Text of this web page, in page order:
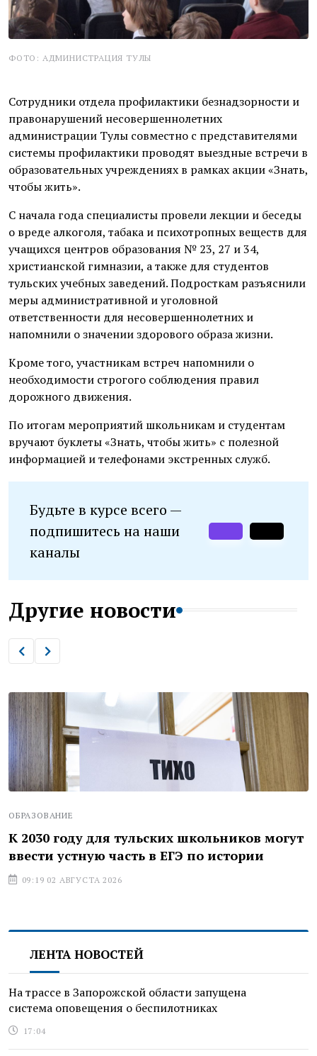
ФОТО: АДМИНИСТРАЦИЯ ТУЛЫ
Сотрудники отдела профилактики безнадзорности и
правонарушений несовершеннолетних
администрации Тулы совместно с представителями
системы профилактики проводят выездные встречи в
образовательных учреждениях в рамках акции «Знать,
чтобы жить».
С начала года специалисты провели лекции и беседы
о вреде алкоголя, табака и психотропных веществ для
учащихся центров образования № 23, 27 и 34,
христианской гимназии, а также для студентов
тульских учебных заведений. Подросткам разъяснили
меры административной и уголовной
ответственности для несовершеннолетних и
напомнили о значении здорового образа жизни.
Кроме того, участникам встреч напомнили о
необходимости строгого соблюдения правил
дорожного движения.
По итогам мероприятий школьникам и студентам
вручают буклеты «Знать, чтобы жить» с полезной
информацией и телефонами экстренных служб.
Будьте в курсе всего —
подпишитесь на наши
каналы
Другие новости
ОБРАЗОВАНИЕ
К 2030 году для тульских школьников могут
ввести устную часть в ЕГЭ по истории
09:19 02 АВГУСТА 2026
ЛЕНТА НОВОСТЕЙ
На трассе в Запорожской области запущена
система оповещения о беспилотниках
17:04